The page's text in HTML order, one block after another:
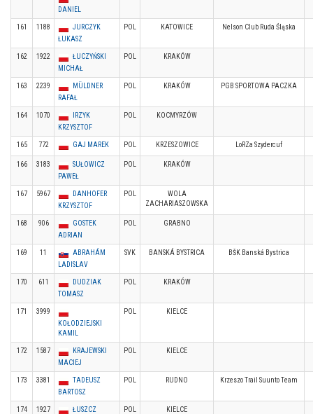
DANIEL
161 1188
JURCZYK
ŁUKASZ
POL KATOWICE Nelson Club Ruda Śląska
162 1922
ŁUCZYŃSKI
MICHAŁ
POL KRAKÓW
163 2239
MÜLDNER
RAFAŁ
POL KRAKÓW PGB SPORTOWA PACZKA
164 1070
IRZYK
KRZYSZTOF
POL KOCMYRZÓW
165 772 GAJ MAREK POL KRZESZOWICE LoRZa Szydercuf
166 3183
SUŁOWICZ
PAWEŁ
POL KRAKÓW
167 5967
DANHOFER
KRZYSZTOF
POL
WOLA
ZACHARIASZOWSKA
168 906
GOSTEK
ADRIAN
POL GRABNO
169 11
ABRAHÁM
LADISLAV
SVK BANSKÁ BYSTRICA BŠK Banská Bystrica
170 611
DUDZIAK
TOMASZ
POL KRAKÓW
171
3999
KOŁODZIEJSKI
KAMIL
POL KIELCE
172 1587
KRAJEWSKI
MACIEJ
POL KIELCE
173 3381
TADEUSZ
BARTOSZ
POL RUDNO Krzeszo Trail Suunto Team
174 1927
ŁUSZCZ
POL KIELCE